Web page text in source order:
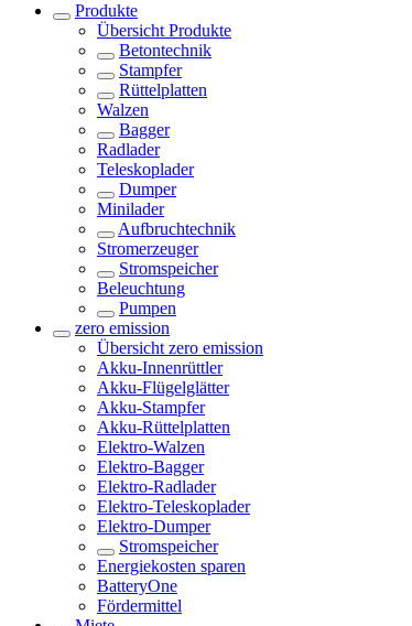
Produkte
Übersicht Produkte
Betontechnik
Stampfer
Rüttelplatten
Walzen
Bagger
Radlader
Teleskoplader
Dumper
Minilader
Aufbruchtechnik
Stromerzeuger
Stromspeicher
Beleuchtung
Pumpen
zero emission
Übersicht zero emission
Akku-Innenrüttler
Akku-Flügelglätter
Akku-Stampfer
Akku-Rüttelplatten
Elektro-Walzen
Elektro-Bagger
Elektro-Radlader
Elektro-Teleskoplader
Elektro-Dumper
Stromspeicher
Energiekosten sparen
BatteryOne
Fördermittel